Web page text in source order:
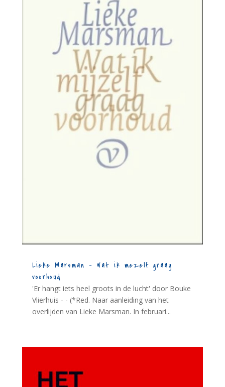
Lieke Marsman – Wat ik mezelf graag
voorhoud
'Er hangt iets heel groots in de lucht' door Bouke
Vlierhuis - - (*Red. Naar aanleiding van het
overlijden van Lieke Marsman. In februari...